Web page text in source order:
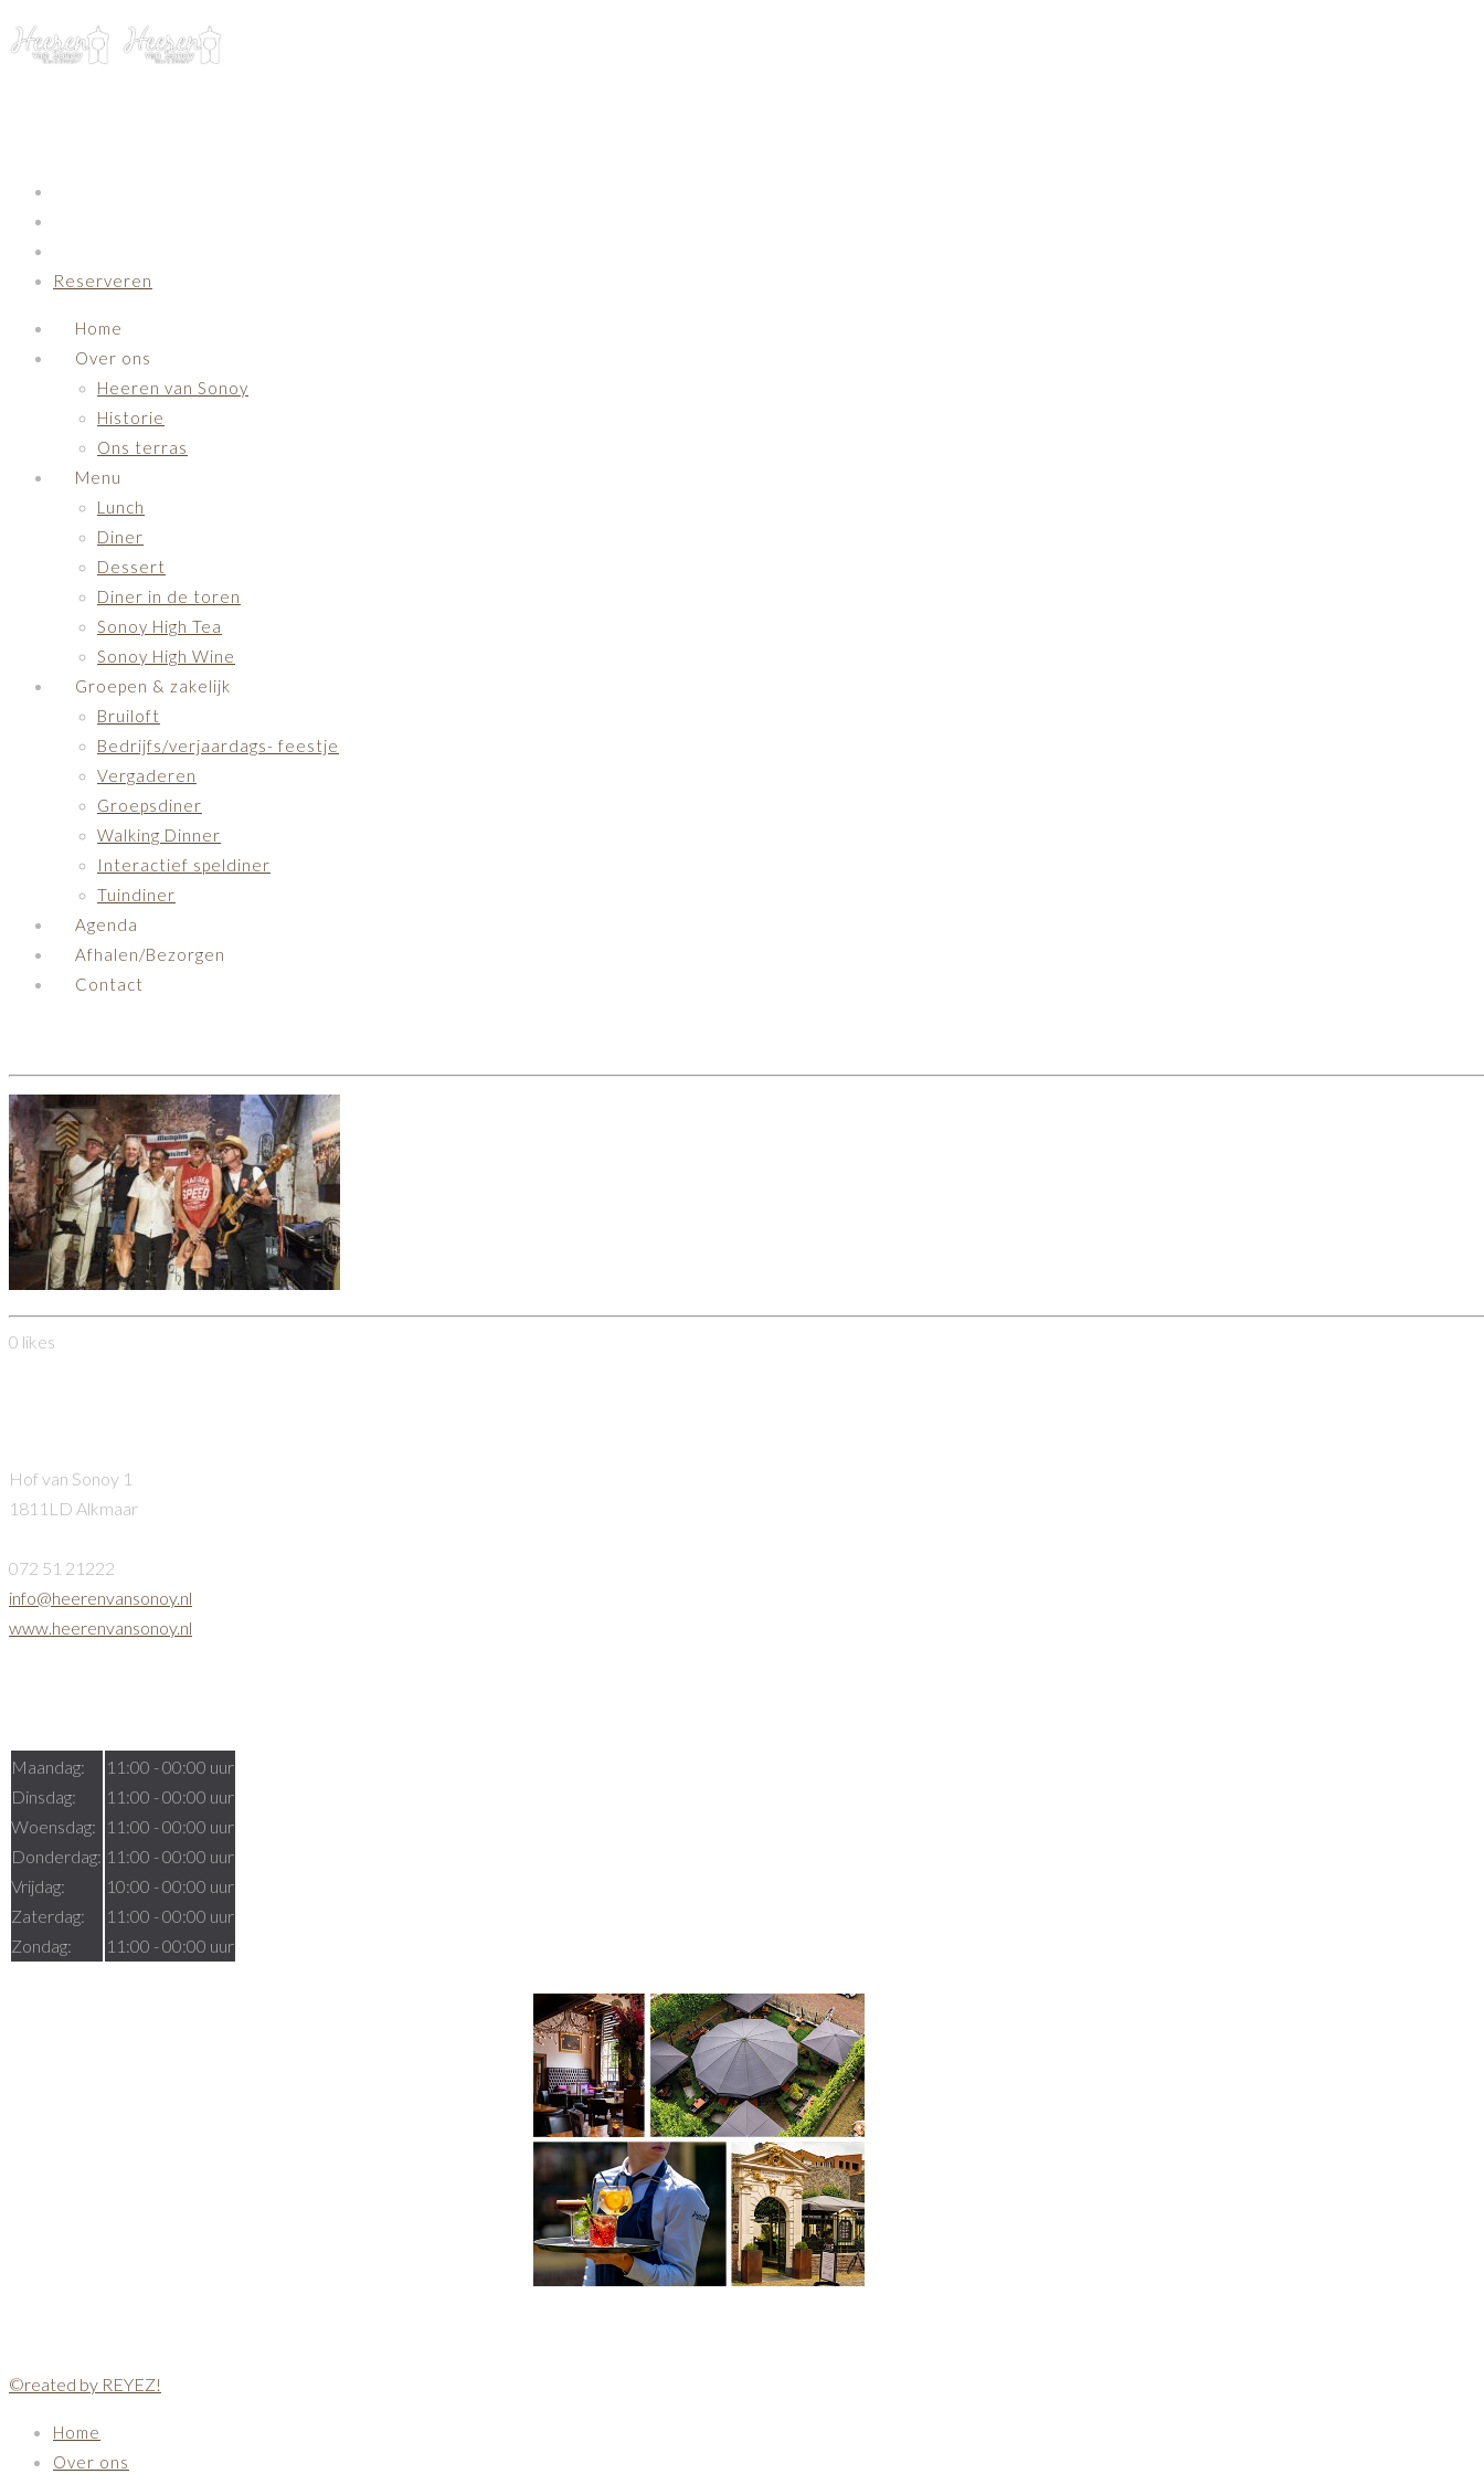
Reserveren
Home
Over ons
Heeren van Sonoy
Historie
Ons terras
Menu
Lunch
Diner
Dessert
Diner in de toren
Sonoy High Tea
Sonoy High Wine
Groepen & zakelijk
Bruiloft
Bedrijfs/verjaardags- feestje
Vergaderen
Groepsdiner
Walking Dinner
Interactief speldiner
Tuindiner
Agenda
Afhalen/Bezorgen
Contact
0 likes
Hof van Sonoy 1
1811LD Alkmaar
072 51 21222
info@heerenvansonoy.nl
www.heerenvansonoy.nl
Maandag:
Dinsdag:
Woensdag:
Donderdag:
Vrijdag:
Zaterdag:
Zondag:
11:00 - 00:00 uur
11:00 - 00:00 uur
11:00 - 00:00 uur
11:00 - 00:00 uur
10:00 - 00:00 uur
11:00 - 00:00 uur
11:00 - 00:00 uur
©reated by REYEZ!
Home
Over ons